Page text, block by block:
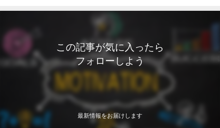
この記事が気に入ったら
フォローしよう
最新情報をお届けします